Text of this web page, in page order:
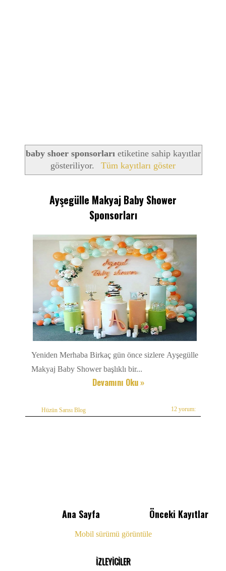
baby shoer sponsorları etiketine sahip kayıtlar
gösteriliyor.
Tüm kayıtları göster
Ayşegülle Makyaj Baby Shower
Sponsorları
Yeniden Merhaba Birkaç gün önce sizlere Ayşegülle
Makyaj Baby Shower başlıklı bir...
Devamını Oku »
Hüzün Sarısı Blog 12 yorum:
Önceki Kayıtlar
Ana Sayfa
Mobil sürümü görüntüle
İZLEYİCİLER